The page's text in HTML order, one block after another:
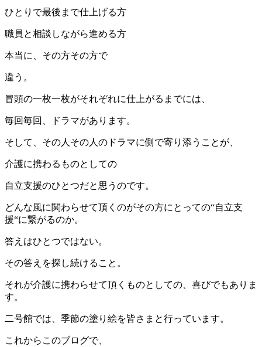
ひとりで最後まで仕上げる方
職員と相談しながら進める方
本当に、その方その方で
違う。
冒頭の一枚一枚がそれぞれに仕上がるまでには、
毎回毎回、ドラマがあります。
そして、その人その人のドラマに側で寄り添うことが、
介護に携わるものとしての
自立支援のひとつだと思うのです。
どんな風に関わらせて頂くのがその方にとっての“自立支
援“に繋がるのか。
答えはひとつではない。
その答えを探し続けること。
それが介護に携わらせて頂くものとしての、喜びでもありま
す。
二号館では、季節の塗り絵を皆さまと行っています。
これからこのブログで、